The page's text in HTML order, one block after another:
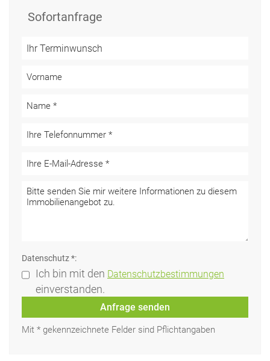
Sofortanfrage
Datenschutz *:
Ich bin mit den Datenschutzbestimmungen
einverstanden.
Anfrage senden
Mit * gekennzeichnete Felder sind Pflichtangaben